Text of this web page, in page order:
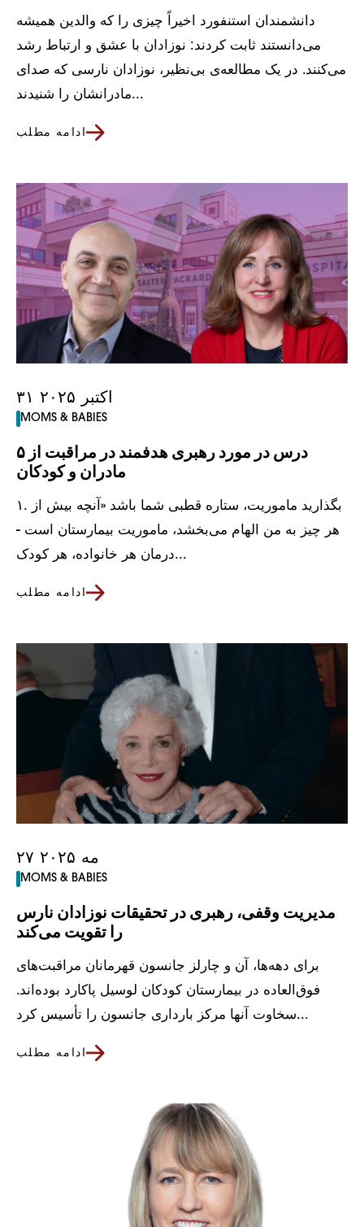
دانشمندان استنفورد اخیراً چیزی را که والدین همیشه
می‌دانستند ثابت کردند: نوزادان با عشق و ارتباط رشد
می‌کنند. در یک مطالعه‌ی بی‌نظیر، نوزادان نارسی که صدای
مادرانشان را شنیدند...
ادامه مطلب
۳۱ اکتبر ۲۰۲۵
MOMS & BABIES
۵ درس در مورد رهبری هدفمند در مراقبت از
مادران و کودکان
۱. بگذارید ماموریت، ستاره قطبی شما باشد «آنچه بیش از
هر چیز به من الهام می‌بخشد، ماموریت بیمارستان است -
درمان هر خانواده، هر کودک...
ادامه مطلب
۲۷ مه ۲۰۲۵
MOMS & BABIES
مدیریت وقفی، رهبری در تحقیقات نوزادان نارس
را تقویت می‌کند
برای دهه‌ها، آن و چارلز جانسون قهرمانان مراقبت‌های
فوق‌العاده در بیمارستان کودکان لوسیل پاکارد بوده‌اند.
سخاوت آنها مرکز بارداری جانسون را تأسیس کرد...
ادامه مطلب